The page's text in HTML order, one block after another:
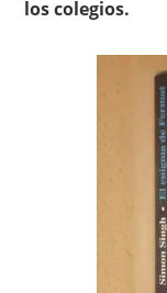
los colegios.